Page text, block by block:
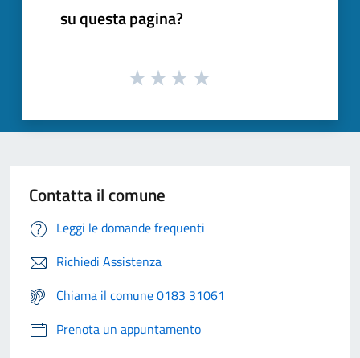
su questa pagina?
Contatta il comune
Leggi le domande frequenti
Richiedi Assistenza
Chiama il comune 0183 31061
Prenota un appuntamento